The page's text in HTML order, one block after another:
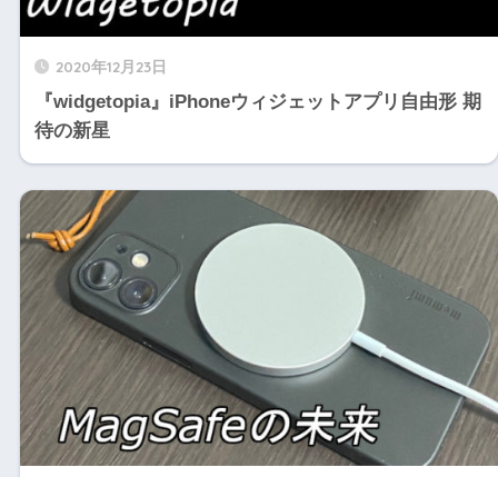
2020年12月23日
『widgetopia』iPhoneウィジェットアプリ自由形 期
待の新星